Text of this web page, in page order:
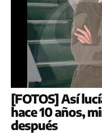
[FOTOS] Así
hace 10 años,
después